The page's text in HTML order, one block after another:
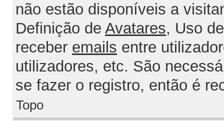
não estão disponíveis a
Definição de Avatares, Uso
receber emails entre
utilizadores, etc. São
se fazer o registro, então é
Topo